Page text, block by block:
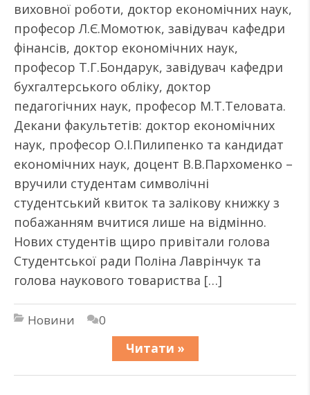
виховної роботи, доктор економічних наук,
професор Л.Є.Момотюк, завідувач кафедри
фінансів, доктор економічних наук,
професор Т.Г.Бондарук, завідувач кафедри
бухгалтерського обліку, доктор
педагогічних наук, професор М.Т.Теловата.
Декани факультетів: доктор економічних
наук, професор О.І.Пилипенко та кандидат
економічних наук, доцент В.В.Пархоменко –
вручили студентам символічні
студентський квиток та залікову книжку з
побажанням вчитися лише на відмінно.
Нових студентів щиро привітали голова
Студентської ради Поліна Лаврінчук та
голова наукового товариства […]
Новини
0
Читати »